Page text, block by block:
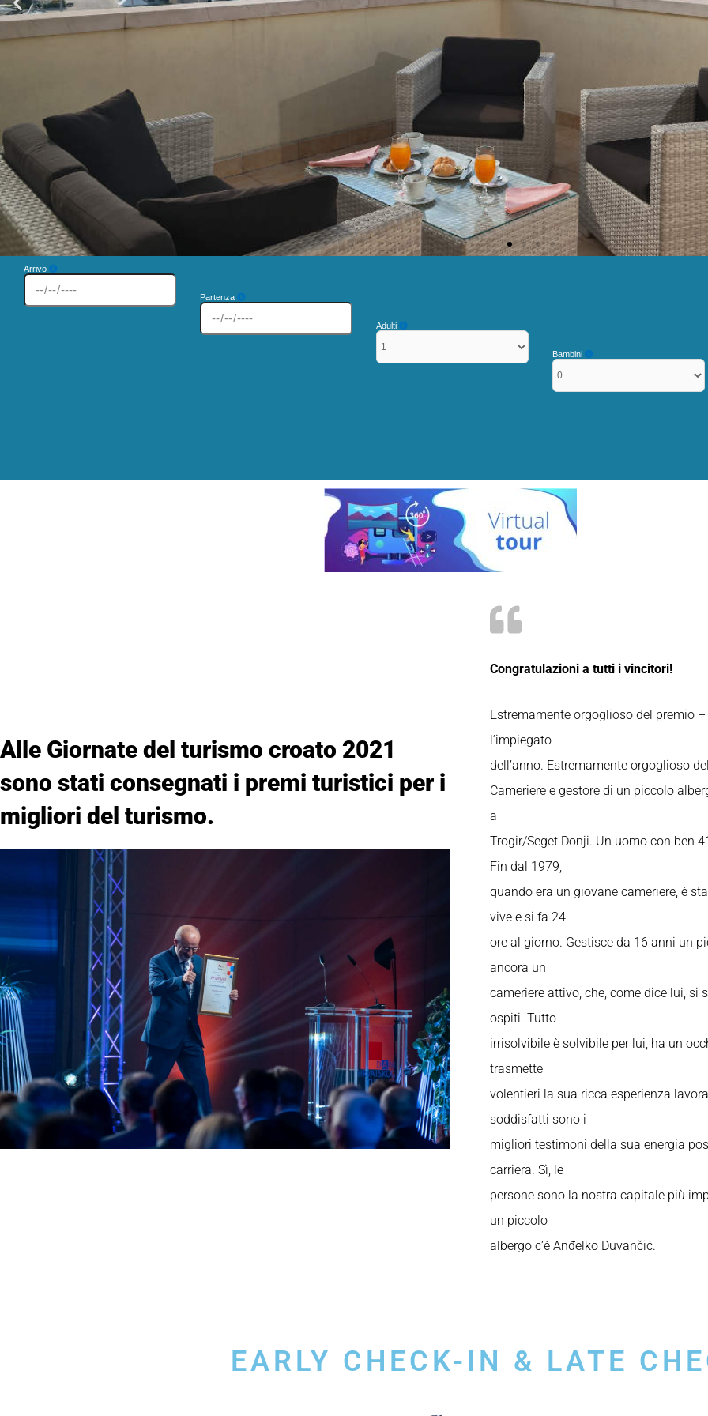
Hotel
Arrivo
Partenza
Adulti
Bambini
Alle Giornate del turismo croato 2021
sono stati consegnati i premi turistici per i
migliori del turismo.
Congratulazioni a tutti i vincitori!
Estremamente orgoglioso del premio
l’impiegato
dell’anno. Estremamente orgoglioso
Cameriere e gestore di un piccolo
a
Trogir/Seget Donji. Un uomo con ben
Fin dal 1979,
quando era un giovane cameriere, è
vive e si fa 24
ore al giorno. Gestisce da 16 anni un
ancora un
cameriere attivo, che, come dice lui, si
ospiti. Tutto
irrisolvibile è solvibile per lui, ha un
trasmette
volentieri la sua ricca esperienza
soddisfatti sono i
migliori testimoni della sua energia
carriera. Sì, le
persone sono la nostra capitale più
un piccolo
albergo c’è Anđelko Duvančić.
EARLY CHECK-IN & LATE